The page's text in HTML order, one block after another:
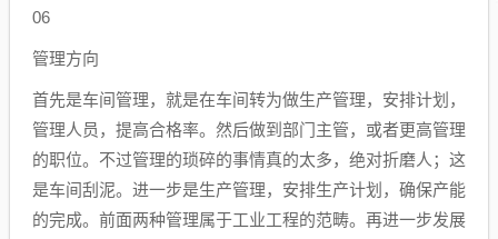
06
管理方向
首先是车间管理，就是在车间转为做生产管理，安排计划，
管理人员，提高合格率。然后做到部门主管，或者更高管理
的职位。不过管理的琐碎的事情真的太多，绝对折磨人；这
是车间刮泥。进一步是生产管理，安排生产计划，确保产能
的完成。前面两种管理属于工业工程的范畴。再进一步发展